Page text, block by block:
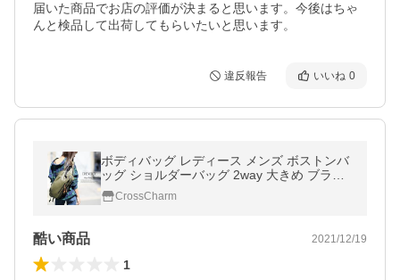
届いた商品でお店の評価が決まると思います。今後はちゃ
んと検品して出荷してもらいたいと思います。
違反報告 いいね 0
ボディバッグ レディース メンズ ボストンバ
ッグ ショルダーバッグ 2way 大きめ ブラン
ド ナイロン 容量 鞄 ワンショルダー DEVICE
通学 斜め掛け 新生活
CrossCharm
酷い商品 2021/12/19
1